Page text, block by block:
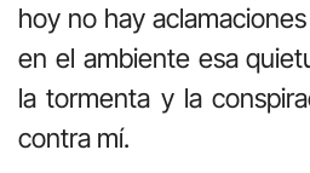
hoy no hay
en el ambiente esa
la tormenta y la
contra mí.